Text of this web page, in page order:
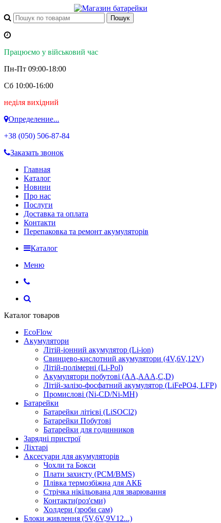
Працюємо у військовий час
Пн-Пт 09:00-18:00
Сб 10:00-16:00
неділя вихідний
Определение...
+38 (050) 506-87-84
Заказать звонок
Главная
Каталог
Новини
Про нас
Послуги
Доставка та оплата
Контакти
Перепаковка та ремонт акумуляторів
Каталог
Меню
Каталог товаров
EcoFlow
Акумулятори
Літій-іонний акумулятор (Li-ion)
Свинцево-кислотний акумулятори (4V,6V,12V)
Літій-полімерні (Li-Pol)
Акумулятори побутові (AA,AAA,C,D)
Літій-залізо-фосфатний акумулятор (LiFePO4, LFP)
Промислові (Ni-CD/Ni-MH)
Батарейки
Батарейки літієві (LiSOCl2)
Батарейки Побутові
Батарейки для годинников
Зарядні пристрої
Ліхтарі
Аксесуари для акумуляторів
Чохли та Бокси
Плати захисту (PCM/BMS)
Плівка термозбіжна для АКБ
Стрічка нікільована для зварювання
Контакти(роз'єми)
Холдери (зроби сам)
Блоки живлення (5V,6V,9V12...)